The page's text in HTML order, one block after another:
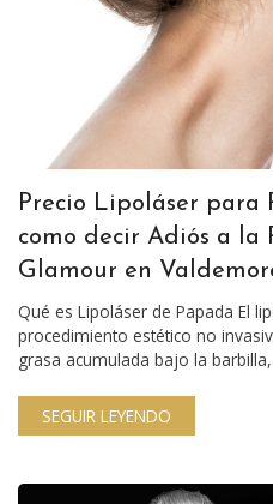
Precio Lipoláser para
como decir Adiós a la
Glamour en
Qué es Lipoláser de Papada El
procedimiento estético no
grasa acumulada bajo la
SEGUIR LEYENDO